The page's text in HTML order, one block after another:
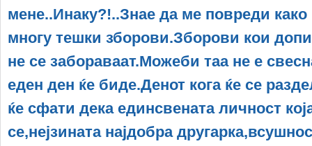
мене..Инаку?!..Знае да ме повреди како
многу тешки зборови.Зборови кои
не се забораваат.Можеби таа не е
еден ден ќе биде.Денот кога ќе се
ќе сфати дека единсвената личност
се,нејзината најдобра